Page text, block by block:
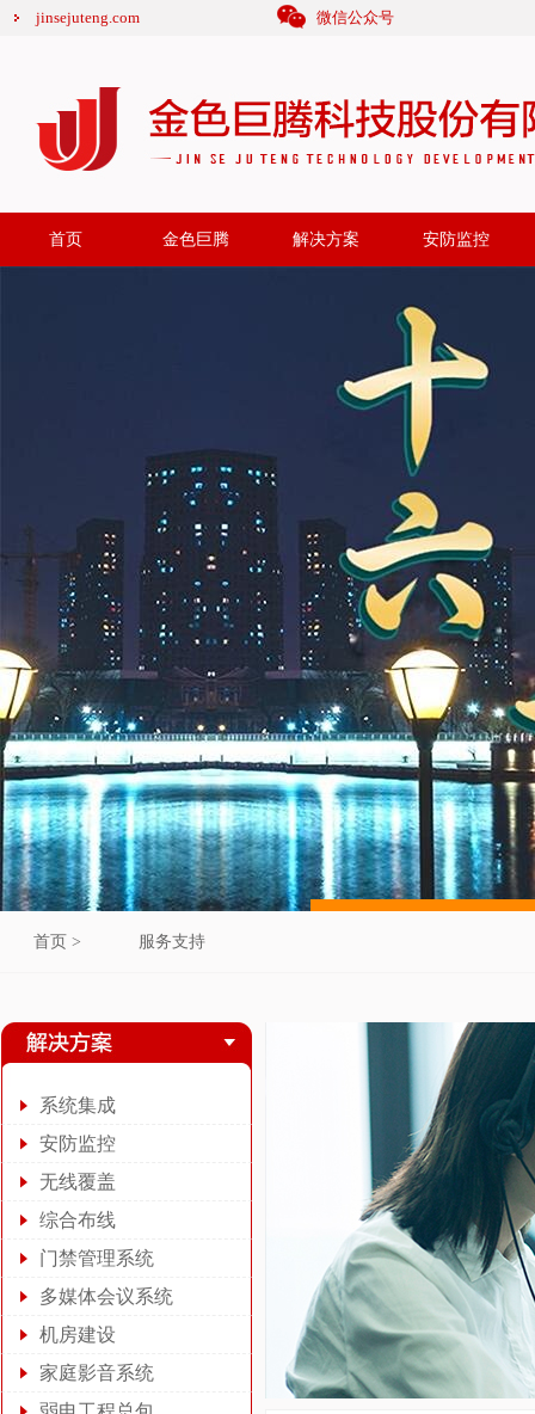
jinsejuteng.com 微信公众号
首页 金色巨腾 解决方案 安防监控
首页 > 服务支持
系统集成
安防监控
无线覆盖
综合布线
门禁管理系统
多媒体会议系统
机房建设
家庭影音系统